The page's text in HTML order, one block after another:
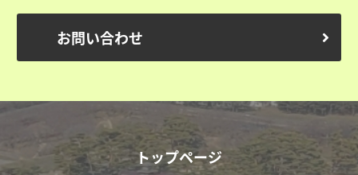
お問い合わせ
トップページ